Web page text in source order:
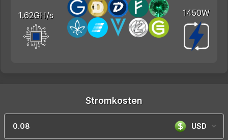
1.62GH/s 1450W
Stromkosten
USD